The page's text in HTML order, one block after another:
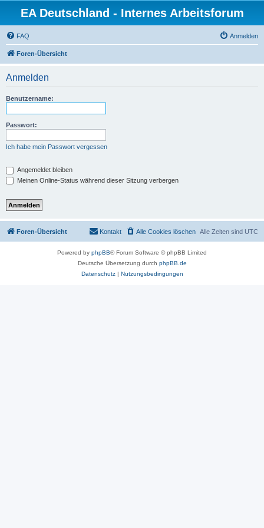
EA Deutschland - Internes Arbeitsforum
FAQ Anmelden
Foren-Übersicht
Anmelden
Benutzername:
Passwort:
Ich habe mein Passwort vergessen
Angemeldet bleiben
Meinen Online-Status während dieser Sitzung verbergen
Foren-Übersicht Alle Zeiten sind UTC
Alle Cookies löschen
Kontakt
Powered by phpBB® Forum Software © phpBB Limited
Deutsche Übersetzung durch phpBB.de
Datenschutz| Nutzungsbedingungen